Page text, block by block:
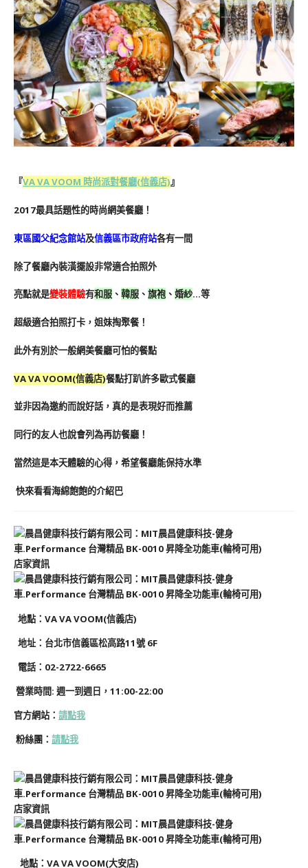
『VA VA VOOM 時尚派對餐廳(信義店)』
2017最具話題性的時尚網美餐廳！
東區國父紀念館站及信義區市政府站各有一間
除了餐廳內裝潢擺設非常適合拍照外
亮點就是變裝體驗有和服 、 韓服 、 旗袍 、 婚紗…等
超級適合拍照打卡，姐妹掏聚餐！
此外有別於一般網美餐廳可怕的餐點
VA VA VOOM(信義店)餐點打趴許多歐式餐廳
並非因為邀約而說好話，真的是表現好而推薦
同行的友人也說會列為再訪餐廳！
當然這是本天體驗的心得，希望餐廳能保持水準
快來看看海綿飽飽的介紹巴
店家資訊
地點：VA VA VOOM(信義店)
地址：台北市信義區松高路11號 6F
電話：02-2722-6665
營業時間: 週一到週日 ， 11:00-22:00
官方網站： 請點我
粉絲團 ： 請點我
店家資訊
地點：VA VA VOOM(大安店)